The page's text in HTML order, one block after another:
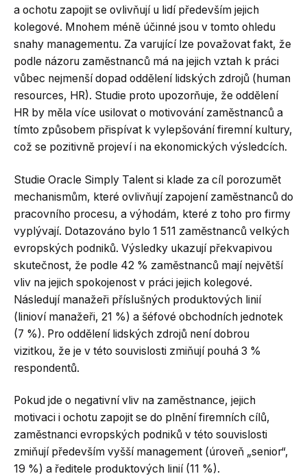
a ochotu zapojit se ovlivňují u lidí především jejich
kolegové. Mnohem méně účinné jsou v tomto ohledu
snahy managementu. Za varující lze považovat fakt, že
podle názoru zaměstnanců má na jejich vztah k práci
vůbec nejmenší dopad oddělení lidských zdrojů (human
resources, HR). Studie proto upozorňuje, že oddělení
HR by měla více usilovat o motivování zaměstnanců a
tímto způsobem přispívat k vylepšování firemní kultury,
což se pozitivně projeví i na ekonomických výsledcích.
Studie Oracle Simply Talent si klade za cíl porozumět
mechanismům, které ovlivňují zapojení zaměstnanců do
pracovního procesu, a výhodám, které z toho pro firmy
vyplývají. Dotazováno bylo 1 511 zaměstnanců velkých
evropských podniků. Výsledky ukazují překvapivou
skutečnost, že podle 42 % zaměstnanců mají největší
vliv na jejich spokojenost v práci jejich kolegové.
Následují manažeři příslušných produktových linií
(linioví manažeři, 21 %) a šéfové obchodních jednotek
(7 %). Pro oddělení lidských zdrojů není dobrou
vizitkou, že je v této souvislosti zmiňují pouhá 3 %
respondentů.
Pokud jde o negativní vliv na zaměstnance, jejich
motivaci i ochotu zapojit se do plnění firemních cílů,
zaměstnanci evropských podniků v této souvislosti
zmiňují především vyšší management (úroveň „senior“,
19 %) a ředitele produktových linií (11 %).